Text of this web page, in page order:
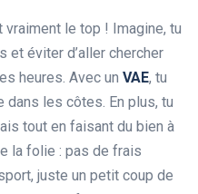
vraiment le top ! Imagine, tu
et éviter d’aller chercher
heures. Avec un VAE, tu
les côtes. En plus, tu
tout en faisant du bien à
la folie : pas de frais
juste un petit coup de